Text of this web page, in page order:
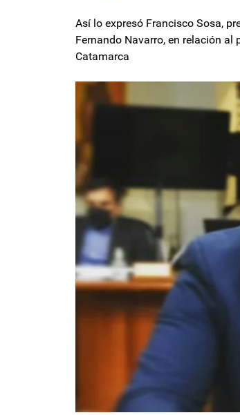
Así lo expresó Francisco Sosa,
Fernando Navarro, en relación
Catamarca